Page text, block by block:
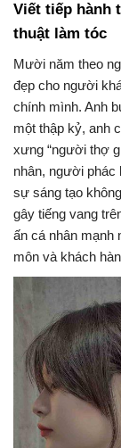
Viết tiếp hành
thuật làm tóc
Mười năm theo
đẹp cho người
chính mình. Anh
một thập kỷ, anh
xưng “người thợ
nhân, người phác
sự sáng tạo
gây tiếng vang
ấn cá nhân mạnh
môn và khách